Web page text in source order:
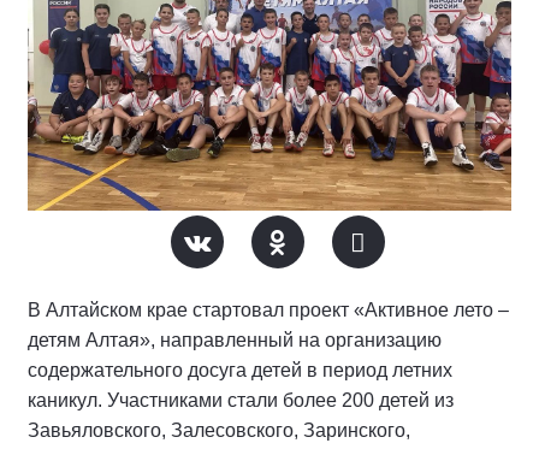
В Алтайском крае стартовал проект «Активное лето –
детям Алтая», направленный на организацию
содержательного досуга детей в период летних
каникул. Участниками стали более 200 детей из
Завьяловского, Залесовского, Заринского,